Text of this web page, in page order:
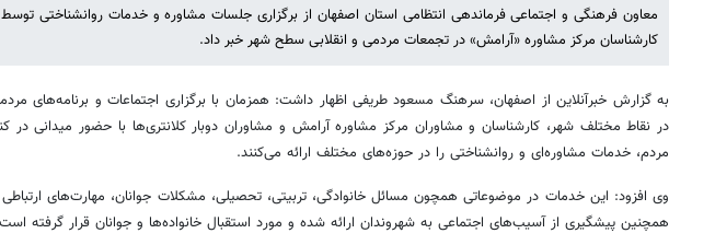
معاون فرهنگی و اجتماعی فرماندهی انتظامی استان اصفهان از برگزاری جلسات مشاوره و خدمات روانشناختی توسط
کارشناسان مرکز مشاوره «آرامش» در تجمعات مردمی و انقلابی سطح شهر خبر داد.
به گزارش خبرآنلاین از اصفهان، سرهنگ مسعود طریفی اظهار داشت: همزمان با برگزاری اجتماعات و برنامه‌های
در نقاط مختلف شهر، کارشناسان و مشاوران مرکز مشاوره آرامش و مشاوران دوبار کلانتری‌ها با حضور میدانی در
مردم، خدمات مشاوره‌ای و روانشناختی را در حوزه‌های مختلف ارائه می‌کنند.
وی افزود: این خدمات در موضوعاتی همچون مسائل خانوادگی، تربیتی، تحصیلی، مشکلات جوانان، مهارت‌های
همچنین پیشگیری از آسیب‌های اجتماعی به شهروندان ارائه شده و مورد استقبال خانواده‌ها و جوانان قرار گرفته